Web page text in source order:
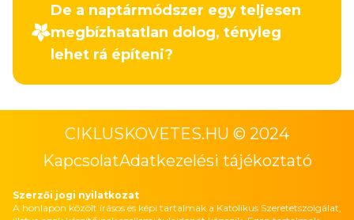
De a naptármódszer egy teljesen
megbízhatatlan dolog, tényleg
lehet rá építeni?
CIKLUSKOVETES.HU © 2024
KapcsolatAdatkezelési tájékoztató
Szerzői jogi nyilatkozat
A honlapon közölt írásos és képi tartalmak a Katolikus Szeretetszolgálat,